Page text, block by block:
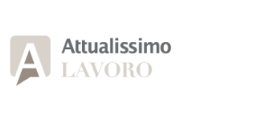
al
contenuto